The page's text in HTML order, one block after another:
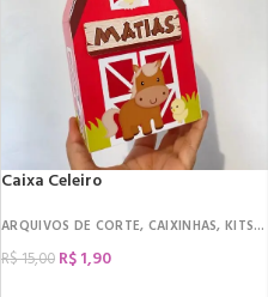
Caixa Celeiro
ARQUIVOS DE CORTE, CAIXINHAS, KITS COLORIR
R$15,00 R$1,90